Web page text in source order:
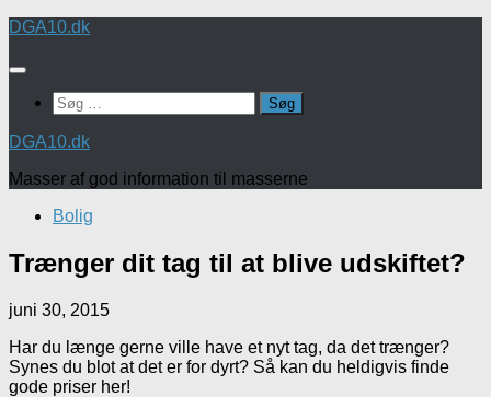
Skip
content
DGA10.dk
Søg
efter:
DGA10.dk
Masser af god information til masserne
Bolig
Trænger dit tag til at blive udskiftet?
juni 30, 2015
Har du længe gerne ville have et nyt tag, da det trænger?
Synes du blot at det er for dyrt? Så kan du heldigvis finde
gode priser her!